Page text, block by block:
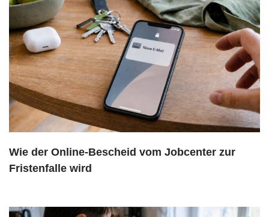
Wie der Online-Bescheid vom Jobcenter zur
Fristenfalle wird